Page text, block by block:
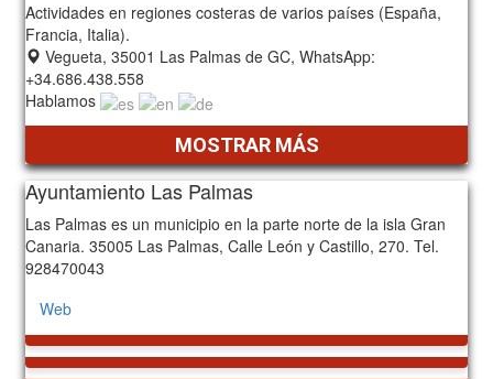
Actividades en regiones costeras de varios países (España,
Francia, Italia).
Vegueta, 35001 Las Palmas de GC, WhatsApp:
+34.686.438.558
Hablamos
MOSTRAR MÁS
Ayuntamiento Las Palmas
Las Palmas es un municipio en la parte norte de la isla Gran
Canaria. 35005 Las Palmas, Calle León y Castillo, 270. Tel.
928470043
Web